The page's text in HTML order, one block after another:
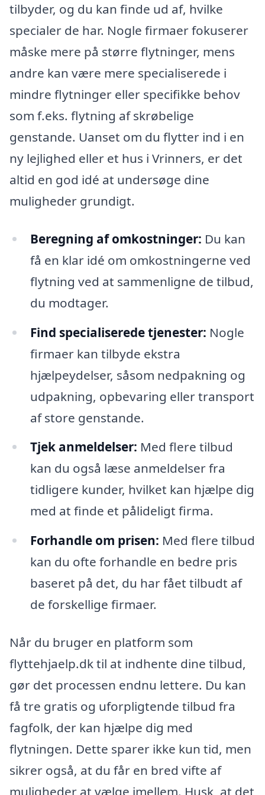
tilbyder, og du kan finde ud af, hvilke
specialer de har. Nogle firmaer fokuserer
måske mere på større flytninger, mens
andre kan være mere specialiserede i
mindre flytninger eller specifikke behov
som f.eks. flytning af skrøbelige
genstande. Uanset om du flytter ind i en
ny lejlighed eller et hus i Vrinners, er det
altid en god idé at undersøge dine
muligheder grundigt.
Beregning af omkostninger: Du kan
få en klar idé om omkostningerne ved
flytning ved at sammenligne de tilbud,
du modtager.
Find specialiserede tjenester: Nogle
firmaer kan tilbyde ekstra
hjælpeydelser, såsom nedpakning og
udpakning, opbevaring eller transport
af store genstande.
Tjek anmeldelser: Med flere tilbud
kan du også læse anmeldelser fra
tidligere kunder, hvilket kan hjælpe dig
med at finde et pålideligt firma.
Forhandle om prisen: Med flere tilbud
kan du ofte forhandle en bedre pris
baseret på det, du har fået tilbudt af
de forskellige firmaer.
Når du bruger en platform som
flyttehjaelp.dk til at indhente dine tilbud,
gør det processen endnu lettere. Du kan
få tre gratis og uforpligtende tilbud fra
fagfolk, der kan hjælpe dig med
flytningen. Dette sparer ikke kun tid, men
sikrer også, at du får en bred vifte af
muligheder at vælge imellem. Husk, at det